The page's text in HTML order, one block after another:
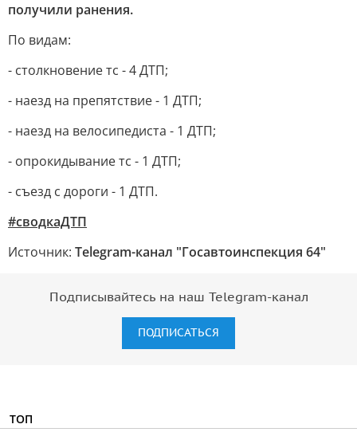
получили ранения.
По видам:
- столкновение тс - 4 ДТП;
- наезд на препятствие - 1 ДТП;
- наезд на велосипедиста - 1 ДТП;
- опрокидывание тс - 1 ДТП;
- съезд с дороги - 1 ДТП.
#сводкаДТП
Источник: Telegram-канал "Госавтоинспекция 64"
Подписывайтесь на наш Telegram-канал
ПОДПИСАТЬСЯ
ТОП